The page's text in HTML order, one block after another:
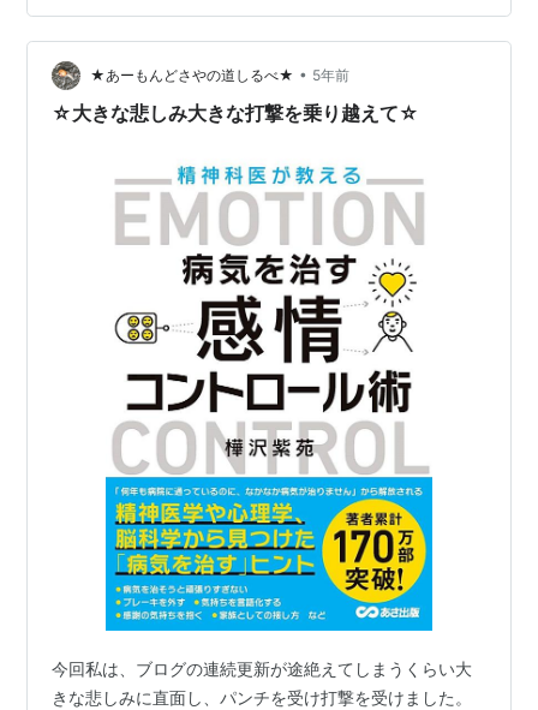
たときも「何か違うな？」ってずっと思っていて、、、
それは、「病気の本」にこだわっていたからだと言うこ
とに気づいた。 「病気」を今の気分「不安」に当てはめ
てみた…
★あーもんどさやの道しるべ★ • 5年前
☆大きな悲しみ大きな打撃を乗り越えて☆
今回私は、ブログの連続更新が途絶えてしまうくらい大
きな悲しみに直面し、パンチを受け打撃を受けました。